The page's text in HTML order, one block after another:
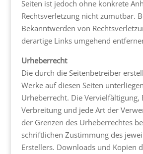
Seiten ist jedoch ohne konkrete
Rechtsverletzung nicht zumutbar.
Bekanntwerden von
derartige Links umgehend
Urheberrecht
Die durch die Seitenbetreiber
Werke auf diesen Seiten
Urheberrecht. Die Vervielfältigung,
Verbreitung und jede Art der
der Grenzen des Urheberrechtes
schriftlichen Zustimmung des
Erstellers. Downloads und Kopien